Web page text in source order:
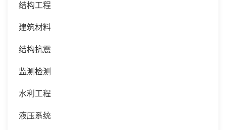
结构工程
建筑材料
结构抗震
监测检测
水利工程
液压系统